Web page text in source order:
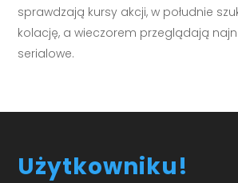
sprawdzają kursy akcji, w południe
kolację, a wieczorem przeglądają
serialowe.
Użytkowniku!